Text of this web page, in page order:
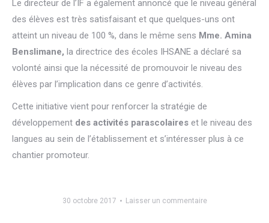
Le directeur de l’IF a également annoncé que le niveau général
des élèves est très satisfaisant et que quelques-uns ont
atteint un niveau de 100 %, dans le même sens Mme. Amina
Benslimane, la directrice des écoles IHSANE a déclaré sa
volonté ainsi que la nécessité de promouvoir le niveau des
élèves par l’implication dans ce genre d’activités.
Cette initiative vient pour renforcer la stratégie de
développement des activités parascolaires et le niveau des
langues au sein de l’établissement et s’intéresser plus à ce
chantier promoteur.
30 octobre 2017 Laisser un commentaire